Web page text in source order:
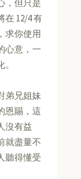
，但只是
在 12/4 有
求你使用
心意，一
弟兄姐妹
恩賜，這
沒有益
就盡量不
聽得懂受